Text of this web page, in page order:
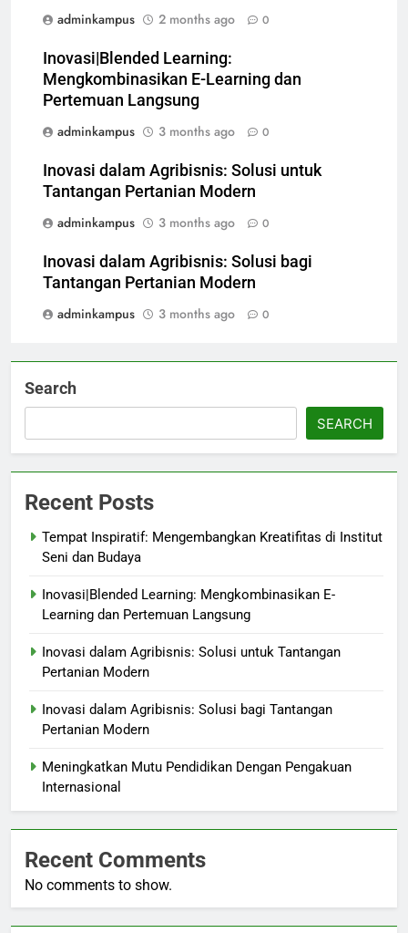
adminkampus
2 months ago 0
Inovasi|Blended Learning:
Mengkombinasikan E-Learning dan
Pertemuan Langsung
adminkampus
3 months ago 0
Inovasi dalam Agribisnis: Solusi untuk
Tantangan Pertanian Modern
adminkampus
3 months ago 0
Inovasi dalam Agribisnis: Solusi bagi
Tantangan Pertanian Modern
adminkampus
3 months ago 0
Search
SEARCH
Recent Posts
Tempat Inspiratif: Mengembangkan Kreatifitas di Institut
Seni dan Budaya
Inovasi|Blended Learning: Mengkombinasikan E-
Learning dan Pertemuan Langsung
Inovasi dalam Agribisnis: Solusi untuk Tantangan
Pertanian Modern
Inovasi dalam Agribisnis: Solusi bagi Tantangan
Pertanian Modern
Meningkatkan Mutu Pendidikan Dengan Pengakuan
Internasional
Recent Comments
No comments to show.